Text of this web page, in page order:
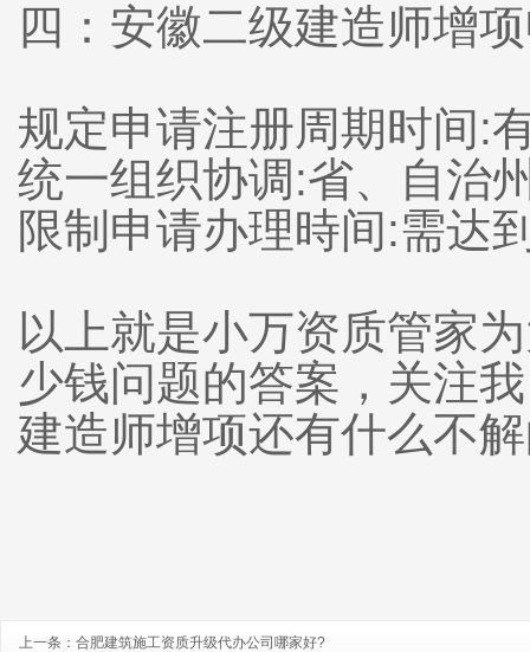
四：安徽二级建造师增
规定申请注册周期时间:
统一组织协调:省、自治
限制申请办理時间:需达
以上就是小万资质管家
少钱问题的答案，关注
建造师增项还有什么不
上一条： 合肥建筑施工资质升级代办公司哪家好?